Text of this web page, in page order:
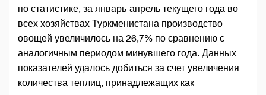
по статистике, за январь-апрель текущего года во
всех хозяйствах Туркменистана производство
овощей увеличилось на 26,7% по сравнению с
аналогичным периодом минувшего года. Данных
показателей удалось добиться за счет увеличения
количества теплиц, принадлежащих как